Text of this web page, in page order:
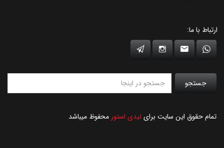
ارتباط با ما:
جستجو
تمام حقوق این سایت برای لیدی استور محفوظ میباشد